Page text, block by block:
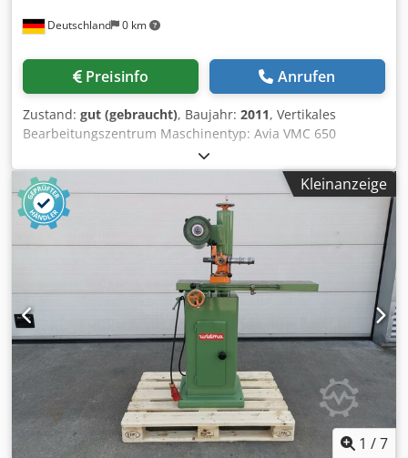
Herstellermodell: 08 Bearbeitungsaggregat 10
9.000 U/min TECHNISCHE DETAILS Werkstückabmessungen
Max. Plattenhöhe: 60 mm Min. Plattenlänge: 130 mm Min.
0,4 mm Max. Kantenstärke: 3 mm Vorschub Max.
Vorschubgeschwindigkeit: 30 m/min Andruck:
Gummiriemen Anzahl Plattenformatier-/Fräsaggregate: 1
MASCHINEN-DETAILS Steuerungssystem: ICOS OPEN
Gesamtanschlussleistung: 41 kW AUSSTATTUNG Anzahl
Plattenformatier-/Fräsaggregate: 1 Lampen zur
Vorwärmung der Plattenseite Kantenrollenmagazin mit 2
Positionen PUR-Vorschmelzer Andruckrollensatz mit 5
Andruckrollen Sprüheinheit Crodpfjzmtkasx Ab Eof Die
Maschine wird in ihrem tatsächlichen und rechtlichen
Zustand („wie gesehen und gefallen“) auf der Grundlage
von Fotodokumentationen und technischen/kommerziellen
Unterlagen mit beschreibendem Charakter verkauft und
geliefert. Der Käufer hat das Recht, die Ware vor der
Abholung zu inspizieren, und übernimmt die
Verantwortung für die Installation, die Sicherung und die
Nutzung der Maschine am Bestimmungsort. Externe
Referenz: 5657
Deutschland 0 km
Preisinfo Anrufen
Zustand: gut (gebraucht), Baujahr: 2011, Vertikales
Bearbeitungszentrum Maschinentyp: Avia VMC 650
Steuerung: Heidenhain iTNC 530 Baujahr: 2011
TECHNISCHE DATEN Verfahrwege X-Achse: 650 mm Y-
Achse: 540 mm Z-Achse: 620 mm Eilgang: (X/Y/Z): 25
m/min. Cedozi Dz Ujpfx Ab Ejrf Max. Drehzahl: 10.000
1/min. Werkzeugaufnahme: ISO 40 Werkzeugplätze: 24
Tischgröße: 800 x 540 mm Max. Werkstück Gewicht: 700 kg
Ausstattungsmerkmale Späneförderer Elektronisches
Handrad Innenkühlung (IKZ): bar Messtaster: Renishaw
Kleinanzeige
1 /7